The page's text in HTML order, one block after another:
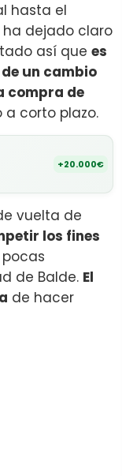
hasta el
ha dejado claro
así que es
un cambio
compra de
a corto plazo.
+20.000€
vuelta de
los fines
de Balde. El
de hacer